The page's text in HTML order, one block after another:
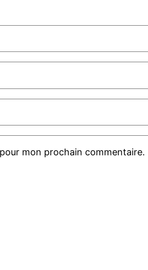
mon prochain commentaire.